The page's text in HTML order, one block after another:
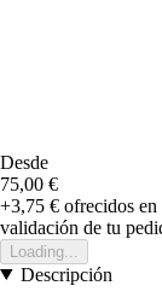
Desde
75,00 €
+3,75 € ofrecidos
validación de tu
Loading...
Descripción